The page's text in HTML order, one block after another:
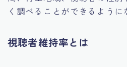
く調べることができるように
視聴者維持率とは